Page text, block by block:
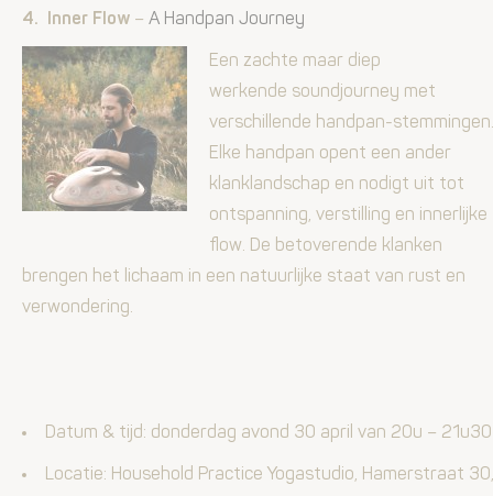
4. Inner Flow – A Handpan Journey
Een zachte maar diep
werkende soundjourney met
verschillende handpan-stemmingen.
Elke handpan opent een ander
klanklandschap en nodigt uit tot
ontspanning, verstilling en innerlijke
flow. De betoverende klanken
brengen het lichaam in een natuurlijke staat van rust en
verwondering.
Datum & tijd: donderdag­ avond 30 april van 20u – 21u30
Locatie: Household Practice Yogastudio, Hamerstraat 30,